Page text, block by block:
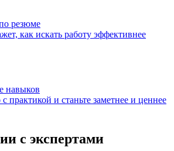
резюме
как искать работу эффективнее
навыков
практикой и станьте заметнее и ценнее
с экспертами